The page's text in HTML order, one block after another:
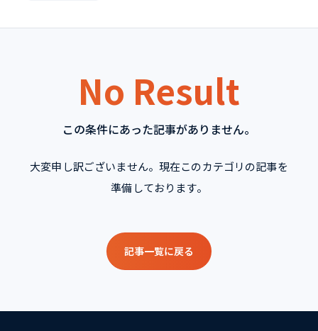
No Result
この条件にあった記事がありません。
大変申し訳ございません。現在このカテゴリの記事を
準備しております。
記事一覧に戻る